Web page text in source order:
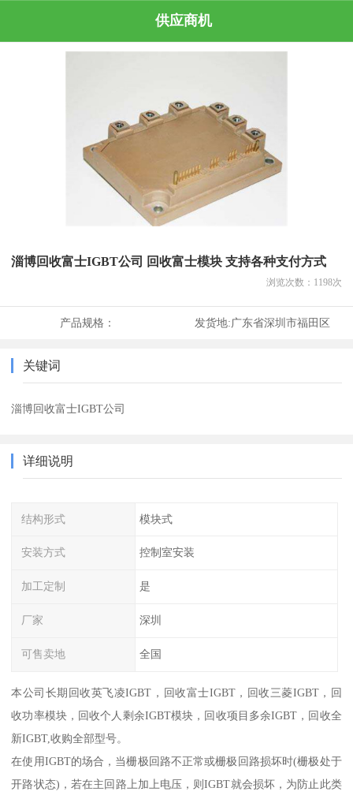
供应商机
淄博回收富士IGBT公司 回收富士模块 支持各种支付方式
浏览次数： 1198次
产品规格： 发货地:广东省深圳市福田区
关键词
淄博回收富士IGBT公司
详细说明
结构形式 模块式
安装方式 控制室安装
加工定制 是
厂家 深圳
可售卖地 全国
本公司长期回收英飞凌IGBT，回收富士IGBT，回收三菱IGBT，回
收功率模块，回收个人剩余IGBT模块，回收项目多余IGBT，回收全
新IGBT,收购全部型号。
在使用IGBT的场合，当栅极回路不正常或栅极回路损坏时(栅极处于
开路状态)，若在主回路上加上电压，则IGBT就会损坏，为防止此类